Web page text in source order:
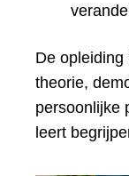
De opleiding
theorie,
persoonlijke
leert